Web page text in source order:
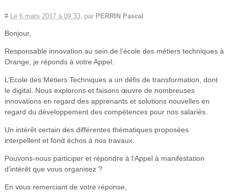
# Le 6 mars 2017 à 09:33, par PERRIN Pascal
Bonjour,
Responsable innovation au sein de l’école des métiers techniques à
Orange, je réponds à votre Appel.
L’Ecole des Métiers Techniques a un défis de transformation, dont
le digital. Nous explorons et faisons œuvre de nombreuses
innovations en regard des apprenants et solutions nouvelles en
regard du développement des compétences pour nos salariés.
Un intérêt certain des différentes thématiques proposées
interpellent et fond échos à nos travaux.
Pouvons-nous participer et répondre à l’Appel à manifestation
d’intérêt que vous organisez ?
En vous remerciant de votre réponse,